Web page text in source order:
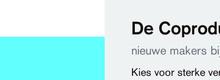
De
nieuwe makers
Kies voor sterke